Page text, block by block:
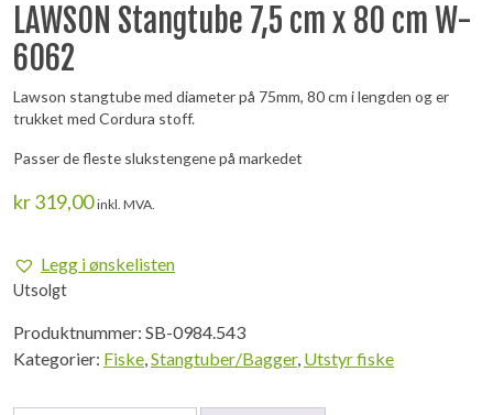
LAWSON Stangtube 7,5 cm x 80 cm W-
6062
Lawson stangtube med diameter på 75mm, 80 cm i lengden og er
trukket med Cordura stoff.
Passer de fleste slukstengene på markedet
kr319,00 inkl. MVA.
Legg i ønskelisten
Utsolgt
Produktnummer: SB-0984.543
Kategorier: Fiske,Stangtuber/Bagger, Utstyr fiske